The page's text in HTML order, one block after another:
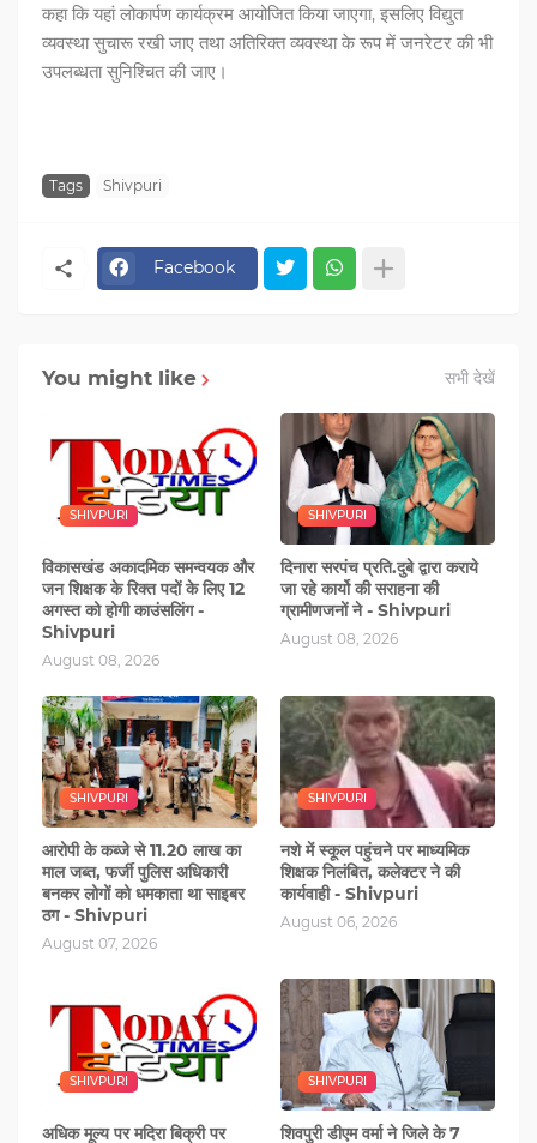
कहा कि यहां लोकार्पण कार्यक्रम आयोजित किया जाएगा, इसलिए विद्युत
व्यवस्था सुचारू रखी जाए तथा अतिरिक्त व्यवस्था के रूप में जनरेटर की भी
उपलब्धता सुनिश्चित की जाए।
Tags Shivpuri
Facebook
You might like सभी देखें
SHIVPURI
विकासखंड अकादमिक समन्वयक और
जन शिक्षक के रिक्त पदों के लिए 12
अगस्त को होगी काउंसलिंग -
Shivpuri
August 08, 2026
SHIVPURI
दिनारा सरपंच प्रति.दुबे द्वारा कराये
जा रहे कार्यो की सराहना की
ग्रामीणजनों ने - Shivpuri
August 08, 2026
SHIVPURI
आरोपी के कब्‍जे से 11.20 लाख का
माल जब्त, फर्जी पुलिस अधिकारी
बनकर लोगों को धमकाता था साइबर
ठग - Shivpuri
August 07, 2026
SHIVPURI
नशे में स्‍कूल पहुंचने पर माध्यमिक
शिक्षक निलंबित, कलेक्टर ने की
कार्यवाही - Shivpuri
August 06, 2026
SHIVPURI
अधिक मूल्य पर मदिरा बिक्री पर
SHIVPURI
शिवपुरी डीएम वर्मा ने जिले के 7